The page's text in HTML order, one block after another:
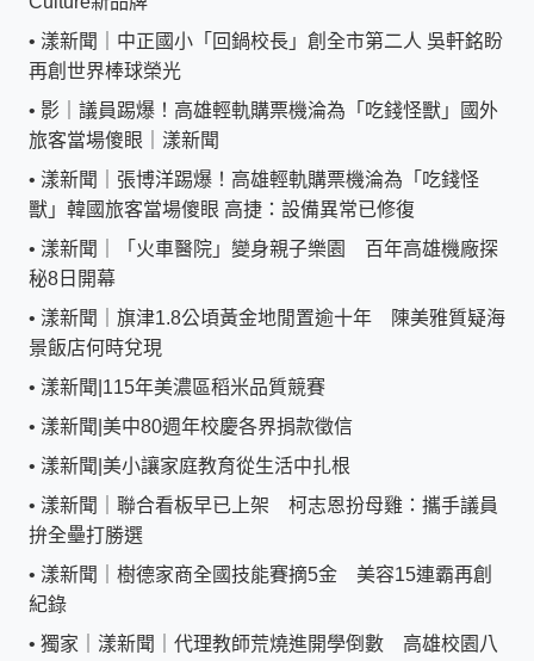
• 漾新聞｜中正國小「回鍋校長」創全市第二人 吳軒銘盼
再創世界棒球榮光
• 影｜議員踢爆！高雄輕軌購票機淪為「吃錢怪獸」國外
旅客當場傻眼｜漾新聞
• 漾新聞｜張博洋踢爆！高雄輕軌購票機淪為「吃錢怪
獸」韓國旅客當場傻眼 高捷：設備異常已修復
• 漾新聞｜「火車醫院」變身親子樂園 百年高雄機廠探
秘8日開幕
• 漾新聞｜旗津1.8公頃黃金地閒置逾十年 陳美雅質疑海
景飯店何時兌現
• 漾新聞|115年美濃區稻米品質競賽
• 漾新聞|美中80週年校慶各界捐款徵信
• 漾新聞|美小讓家庭教育從生活中扎根
• 漾新聞｜聯合看板早已上架 柯志恩扮母雞：攜手議員
拚全壘打勝選
• 漾新聞｜樹德家商全國技能賽摘5金 美容15連霸再創
紀錄
• 獨家｜漾新聞｜代理教師荒燒進開學倒數 高雄校園八